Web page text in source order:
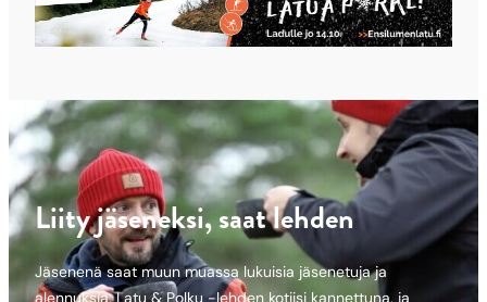
Liity jäseneksi, saat lehden
Jäsenenä saat muun muassa lukuisia jäsenetuja ja
alennuksia, Latu & Polku -lehden kotiisi kannettuna, ja